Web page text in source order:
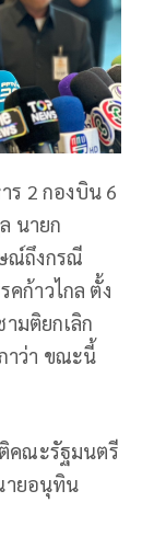
ร 2 กองบิน 6
นายก
ณ์ถึงกรณี
ก้าวไกล ตั้ง
มติยกเลิก
าว่า ขณะนี้
คณะรัฐมนตรี
ายอนุทิน